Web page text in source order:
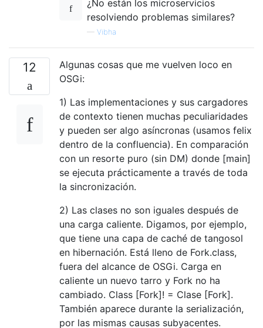
¿No están los microservicios
resolviendo problemas similares?
— Vibha
12
Algunas cosas que me vuelven loco en
OSGi:
1) Las implementaciones y sus cargadores
de contexto tienen muchas peculiaridades
y pueden ser algo asíncronas (usamos felix
dentro de la confluencia). En comparación
con un resorte puro (sin DM) donde [main]
se ejecuta prácticamente a través de toda
la sincronización.
2) Las clases no son iguales después de
una carga caliente. Digamos, por ejemplo,
que tiene una capa de caché de tangosol
en hibernación. Está lleno de Fork.class,
fuera del alcance de OSGi. Carga en
caliente un nuevo tarro y Fork no ha
cambiado. Class [Fork]! = Clase [Fork].
También aparece durante la serialización,
por las mismas causas subyacentes.